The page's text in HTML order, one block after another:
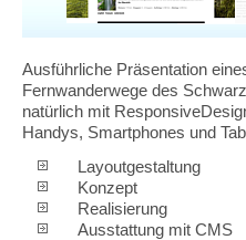
Ausführliche Präsentation
Fernwanderwege des
natürlich mit
Handys, Smartphones und
Layoutgestaltung
Konzept
Realisierung
Ausstattung mit CMS